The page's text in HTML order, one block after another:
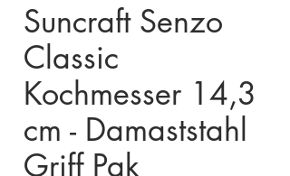
Suncraft Senzo
Classic
Kochmesser 14,3
cm - Damaststahl
Griff Pak